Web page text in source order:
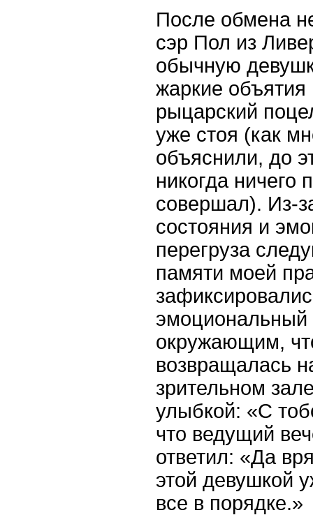
После обмена
сэр Пол из
обычную
жаркие объятия
рыцарский
уже стоя (как
объяснили, до
никогда ничего
совершал). Из-
состояния и
перегруза
памяти моей
окружающим,
возвращалась
зрительном
улыбкой: «С
что ведущий
ответил: «Да
этой девушкой
все в порядке.»